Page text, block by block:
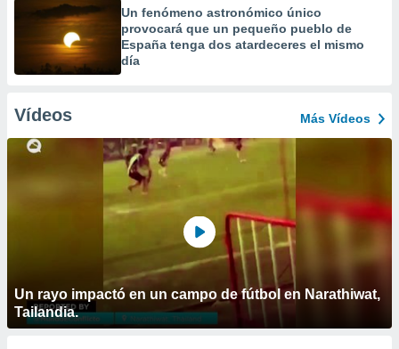
Un fenómeno astronómico único
provocará que un pequeño pueblo de
España tenga dos atardeceres el mismo
día
Vídeos Más Vídeos
Un rayo impactó en un campo de fútbol en Narathiwat,
Tailandia.